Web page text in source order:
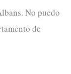
No puedo
de